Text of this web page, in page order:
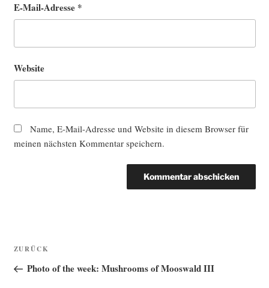
E-Mail-Adresse *
Website
Name, E-Mail-Adresse und Website in diesem Browser für
meinen nächsten Kommentar speichern.
Beitragsnavigation
Vorheriger
Beitrag
ZURÜCK
Photo of the week: Mushrooms of Mooswald III